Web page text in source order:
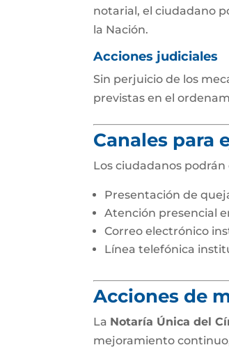
notarial, el ciudadano
la Nación.
Acciones judiciales
Sin perjuicio de los
previstas en el
Canales para
Los ciudadanos
Presentación de
Atención presencial
Correo electrónico
Línea telefónica
Acciones de
La Notaría Única del
mejoramiento